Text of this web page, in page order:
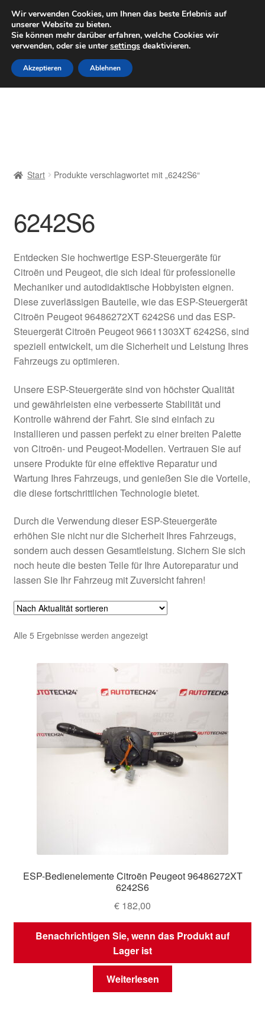
LIEFERUNG ab 6 EUR
Mo–Fr 9–16 Uhr · 0175 7465658
Zur
Navigation
springen
Zum
Inhalt
springen
Datenschutz-Bestimmungen
Impressum
Kasse
Kontakt
Lieferung
Über uns
Warenkorb
Weltweiter Versand
Start Produkte verschlagwortet mit „6242S6“
6242S6
Entdecken Sie hochwertige ESP-Steuergeräte für
Citroën und Peugeot, die sich ideal für professionelle
Mechaniker und autodidaktische Hobbyisten eignen.
Diese zuverlässigen Bauteile, wie das ESP-Steuergerät
Citroën Peugeot 96486272XT 6242S6 und das ESP-
Steuergerät Citroën Peugeot 96611303XT 6242S6, sind
speziell entwickelt, um die Sicherheit und Leistung Ihres
Fahrzeugs zu optimieren.
Unsere ESP-Steuergeräte sind von höchster Qualität
und gewährleisten eine verbesserte Stabilität und
Kontrolle während der Fahrt. Sie sind einfach zu
installieren und passen perfekt zu einer breiten Palette
von Citroën- und Peugeot-Modellen. Vertrauen Sie auf
unsere Produkte für eine effektive Reparatur und
Wartung Ihres Fahrzeugs, und genießen Sie die Vorteile,
die diese fortschrittlichen Technologie bietet.
Durch die Verwendung dieser ESP-Steuergeräte
erhöhen Sie nicht nur die Sicherheit Ihres Fahrzeugs,
sondern auch dessen Gesamtleistung. Sichern Sie sich
noch heute die besten Teile für Ihre Autoreparatur und
lassen Sie Ihr Fahrzeug mit Zuversicht fahren!
Alle 5 Ergebnisse werden angezeigtNach
sortiert
ESP-Bedienelemente Citroën Peugeot 96486272XT
6242S6
€ 182,00
Benachrichtigen Sie, wenn das Produkt auf
Lager ist
Weiterlesen
Wir verwenden Cookies, um Ihnen das beste Erlebnis auf
unserer Website zu bieten.
Sie können mehr darüber erfahren, welche Cookies wir
verwenden, oder sie untersettings deaktivieren.
Akzeptieren Ablehnen